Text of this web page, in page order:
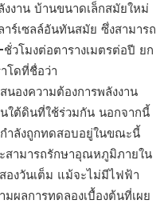
งาน บ้านขนาดเล็กสมัยใหม่
ร์เซลล์อันทันสมัย ซึ่งสามารถ
โมงต่อตารางเมตรต่อปี ยก
โดที่ชื่อว่า
งความต้องการพลังงาน
ใต้ดินที่ใช้ร่วมกัน นอกจากนี้
ำลังถูกทดสอบอยู่ในขณะนี้
สามารถรักษาอุณหภูมิภายใน
องวันเต็ม แม้จะไม่มีไฟฟ้า
ผลการทดลองเบื้องต้นที่เผย